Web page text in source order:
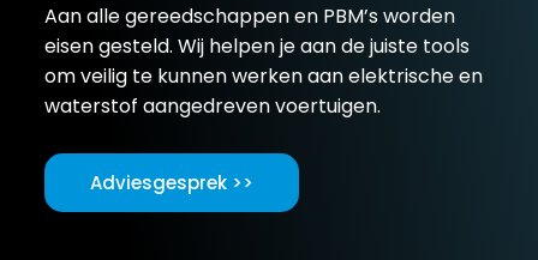
Aan alle gereedschappen en PBM’s worden
eisen gesteld. Wij helpen je aan de juiste tools
om veilig te kunnen werken aan elektrische en
waterstof aangedreven voertuigen.
Adviesgesprek >>